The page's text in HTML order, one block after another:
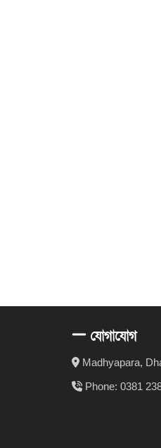
যোগাযোগ
Madhyapara,
Phone: 0381